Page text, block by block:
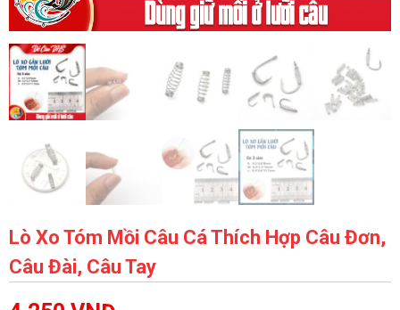
Lò Xo Tóm Mồi Câu Cá Thích Hợp Câu Đơn,
Câu Đài, Câu Tay